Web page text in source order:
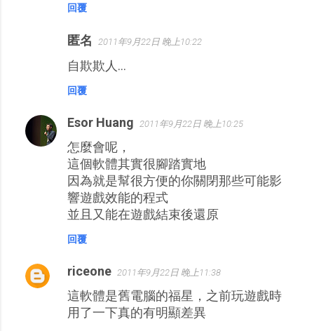
回覆
匿名 2011年9月22日 晚上10:22
自欺欺人...
回覆
Esor Huang 2011年9月22日 晚上10:25
怎麼會呢，
這個軟體其實很腳踏實地
因為就是幫很方便的你關閉那些可能影
響遊戲效能的程式
並且又能在遊戲結束後還原
回覆
riceone 2011年9月22日 晚上11:38
這軟體是舊電腦的福星，之前玩遊戲時
用了一下真的有明顯差異